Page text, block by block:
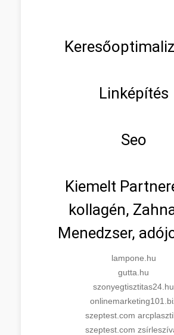
Linképítés
Seo
Kiemelt
kollagén,
Menedzser,
lampone.hu
gutta.hu
szonyegtisztitas24.hu
szeptest.com
szeptest.com